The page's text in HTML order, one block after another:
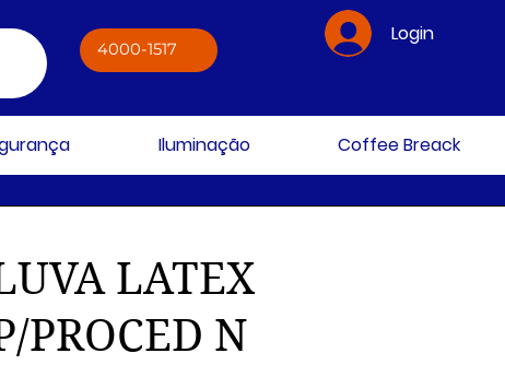
4000-1517
Login
Iluminação Coffee Breack
LATEX
PROCED N